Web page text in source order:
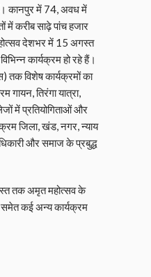
हैं। कानपुर में 74, अवध में
में करीब साढ़े पांच हजार
देशभर में 15 अगस्त
कार्यक्रम हो रहे हैं।
तक विशेष कार्यक्रमों का
गायन, तिरंगा यात्रा,
में प्रतियोगिताओं और
जिला, खंड, नगर, न्याय
और समाज के प्रबुद्ध
तक अमृत महोत्सव के
समेत कई अन्य कार्यक्रम